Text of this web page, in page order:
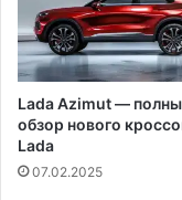
т
е
й
в
р
е
з
я
б
з
н
р
Lada Azimut —
обзор нового
Lada
07.02.2025